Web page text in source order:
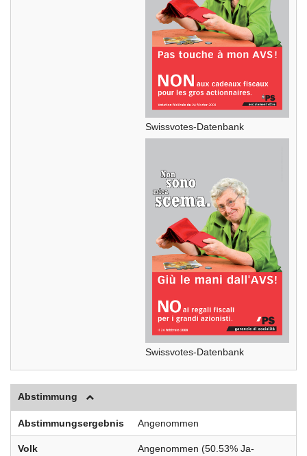
Swissvotes-Datenbank
Swissvotes-Datenbank
Abstimmung
Abstimmungsergebnis Angenommen
Volk
Angenommen (50.53% Ja-